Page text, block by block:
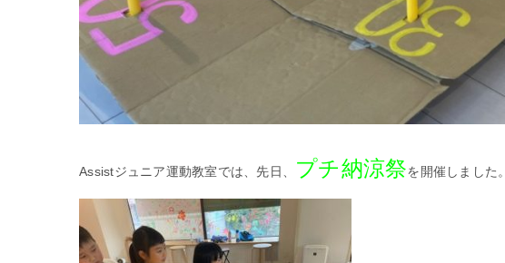
Assistジュニア運動教室では、先日、 プチ納涼祭を開催しました。